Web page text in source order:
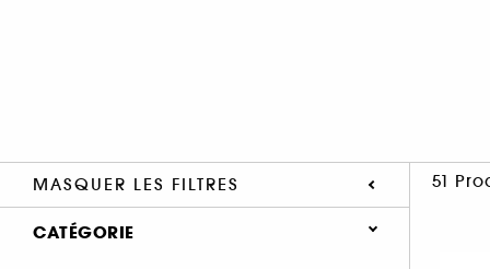
MASQUER LES FILTRES 51
CATÉGORIE